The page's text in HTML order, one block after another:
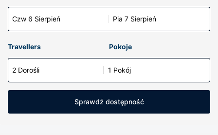
Czw 6 Sierpień Pia 7 Sierpień
Travellers Pokoje
2 Dorośli 1 Pokój
Sprawdź dostępność